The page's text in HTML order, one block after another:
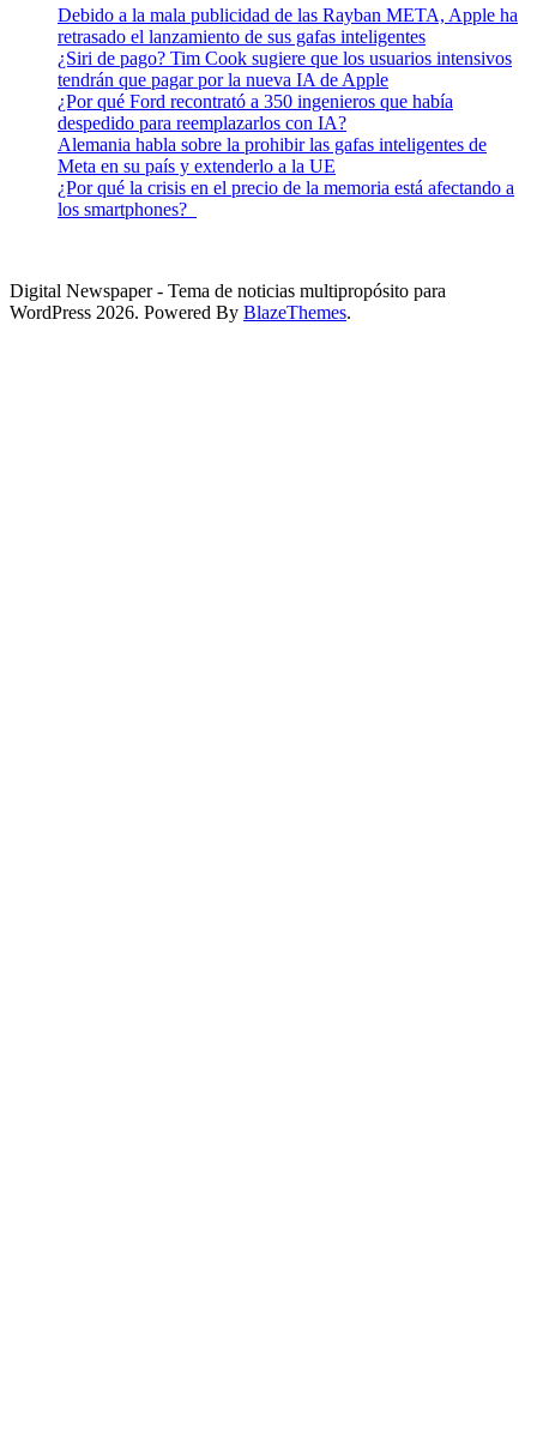
Debido a la mala publicidad de las Rayban META, Apple ha
retrasado el lanzamiento de sus gafas inteligentes
¿Siri de pago? Tim Cook sugiere que los usuarios intensivos
tendrán que pagar por la nueva IA de Apple
¿Por qué Ford recontrató a 350 ingenieros que había
despedido para reemplazarlos con IA?
Alemania habla sobre la prohibir las gafas inteligentes de
Meta en su país y extenderlo a la UE
¿Por qué la crisis en el precio de la memoria está afectando a
los smartphones?
Digital Newspaper - Tema de noticias multipropósito para
WordPress 2026. Powered By BlazeThemes.